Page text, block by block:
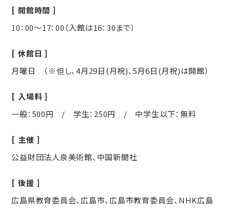
開館時間
10：00～17：00（入館は16：30まで）
休館日
月曜日 （※但し、4月29日(月祝)、5月6日(月祝)は開館）
入場料
一般：500円 / 学生：250円 / 中学生以下：無料
主催
公益財団法人泉美術館、中国新聞社
後援
広島県教育委員会、広島市、広島市教育委員会、NHK広島